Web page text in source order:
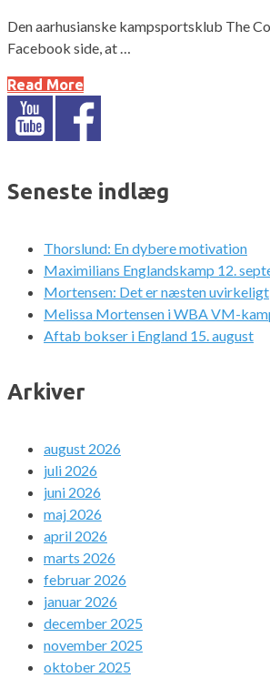
Den aarhusianske kampsportsklub The
Facebook side, at …
Read More
Seneste indlæg
Thorslund: En dybere motivation
Maximilians Englandskamp 12.
Mortensen: Det er næsten uvirkeligt
Melissa Mortensen i WBA VM-
Aftab bokser i England 15. august
Arkiver
august 2026
juli 2026
juni 2026
maj 2026
april 2026
marts 2026
februar 2026
januar 2026
december 2025
november 2025
oktober 2025